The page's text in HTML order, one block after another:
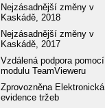
Nejzásadnější změny v
Kaskádě, 2018
Nejzásadnější změny v
Kaskádě, 2017
Vzdálená podpora pomocí
modulu TeamVieweru
Zprovozněna Elektronická
evidence tržeb